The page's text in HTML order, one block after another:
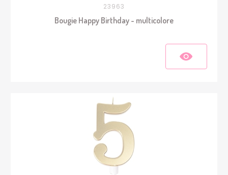
23963
Bougie Happy Birthday - multicolore